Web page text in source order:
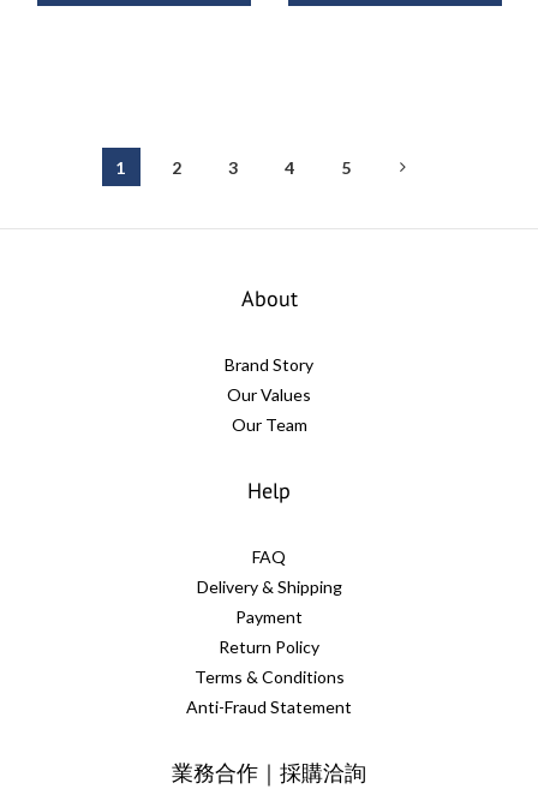
1 2 3 4 5
About
Brand Story
Our Values
Our Team
Help
FAQ
Delivery & Shipping
Payment
Return Policy
Terms & Conditions
Anti-Fraud Statement
業務合作｜採購洽詢